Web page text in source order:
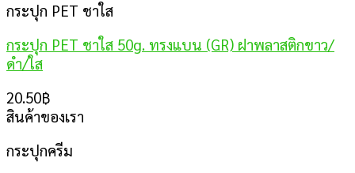
กระปุก PET ชาใส
กระปุก PET ชาใส 50g. ทรงแบน (GR) ฝาพลาสติกขาว/
ดำ/ใส
20.50฿
สินค้าของเรา
กระปุกครีม